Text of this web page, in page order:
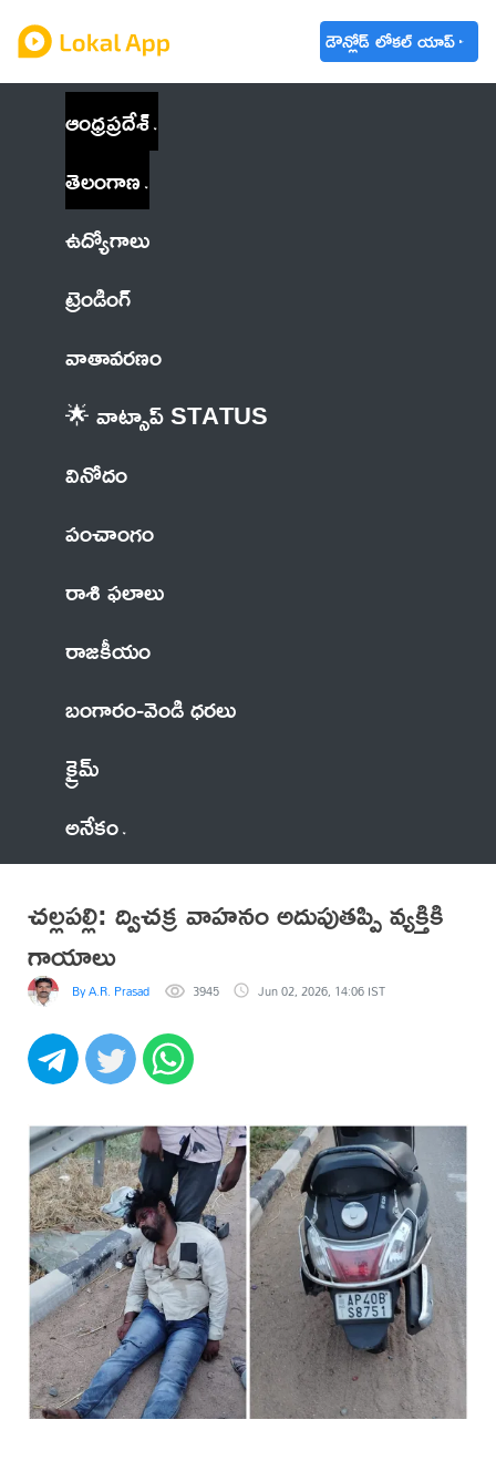
డౌన్లోడ్ లోకల్ యాప్
ఆంధ్రప్రదేశ్
తెలంగాణ
ఉద్యోగాలు
ట్రెండింగ్
వాతావరణం
🌟 వాట్సాప్ STATUS
వినోదం
పంచాంగం
రాశి ఫలాలు
రాజకీయం
బంగారం-వెండి ధరలు
క్రైమ్
అనేకం
చల్లపల్లి: ద్విచక్ర వాహనం అదుపుతప్పి వ్యక్తికి
గాయాలు
By A.R. Prasad 3945 Jun 02, 2026, 14:06 IST